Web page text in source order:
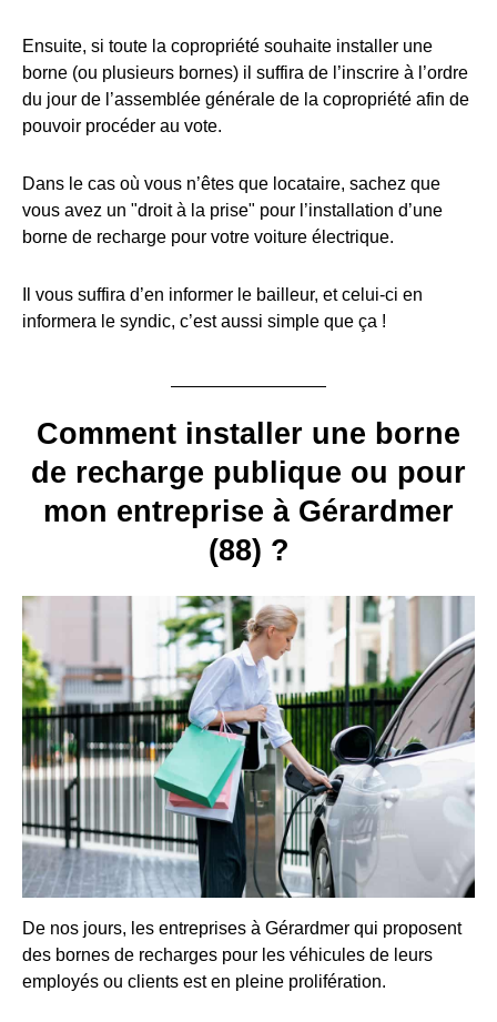
Ensuite, si toute la copropriété souhaite installer une
borne (ou plusieurs bornes) il suffira de l’inscrire à l’ordre
du jour de l’assemblée générale de la copropriété afin de
pouvoir procéder au vote.
Dans le cas où vous n’êtes que locataire, sachez que
vous avez un "droit à la prise" pour l’installation d’une
borne de recharge pour votre voiture électrique.
Il vous suffira d’en informer le bailleur, et celui-ci en
informera le syndic, c’est aussi simple que ça !
Comment installer une borne
de recharge publique ou pour
mon entreprise à Gérardmer
(88) ?
De nos jours, les entreprises à Gérardmer qui proposent
des bornes de recharges pour les véhicules de leurs
employés ou clients est en pleine prolifération.